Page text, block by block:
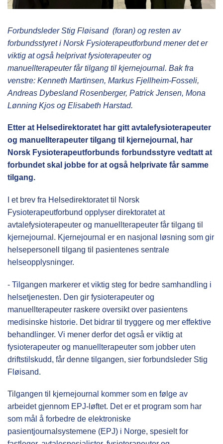
Forbundsleder Stig Fløisand (foran) og resten av
forbundsstyret i Norsk Fysioterapeutforbund mener det er
viktig at også helprivat fysioterapeuter og
manuellterapeuter får tilgang til kjernejournal. Bak fra
venstre: Kenneth Martinsen, Markus Fjellheim-Fosseli,
Andreas Dybesland Rosenberger, Patrick Jensen, Mona
Lønning Kjos og Elisabeth Harstad.
Etter at Helsedirektoratet har gitt avtalefysioterapeuter
og manuellterapeuter tilgang til kjernejournal, har
Norsk Fysioterapeutforbunds forbundsstyre vedtatt at
forbundet skal jobbe for at også helprivate får samme
tilgang.
I et brev fra Helsedirektoratet til Norsk
Fysioterapeutforbund opplyser direktoratet at
avtalefysioterapeuter og manuellterapeuter får tilgang til
kjernejournal. Kjernejournal er en nasjonal løsning som gir
helsepersonell tilgang til pasientenes sentrale
helseopplysninger.
- Tilgangen markerer et viktig steg for bedre samhandling i
helsetjenesten. Den gir fysioterapeuter og
manuellterapeuter raskere oversikt over pasientens
medisinske historie. Det bidrar til tryggere og mer effektive
behandlinger. Vi mener derfor det også er viktig at
fysioterapeuter og manuellterapeuter som jobber uten
driftstilskudd, får denne tilgangen, sier forbundsleder Stig
Fløisand.
Tilgangen til kjernejournal kommer som en følge av
arbeidet gjennom EPJ-løftet. Det er et program som har
som mål å forbedre de elektroniske
pasientjournalsystemene (EPJ) i Norge, spesielt for